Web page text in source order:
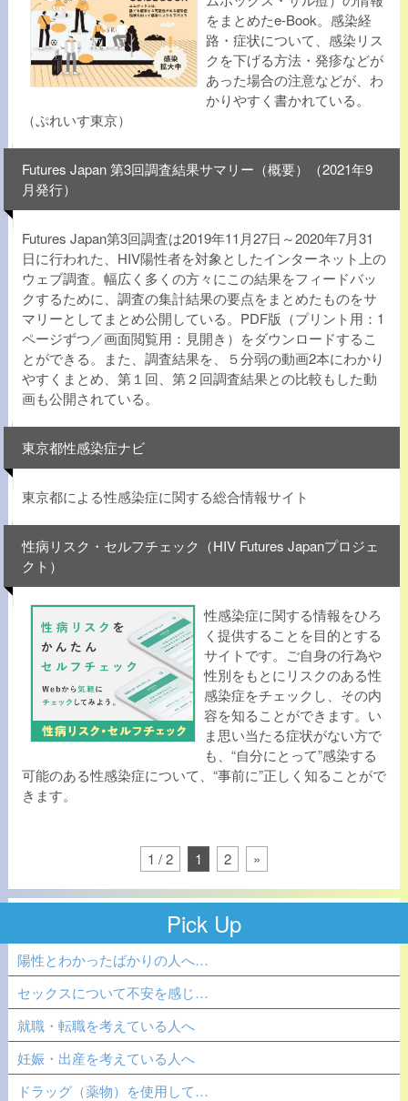
をまとめたe-Book。感染経
路・症状について、感染リス
クを下げる方法・発疹などが
あった場合の注意などが、わ
かりやすく書かれている。
（ぷれいす東京）
Futures Japan 第3回調査結果サマリー（概要）（2021年9
月発行）
Futures Japan第3回調査は2019年11月27日～2020年7月31
日に行われた、HIV陽性者を対象としたインターネット上の
ウェブ調査。幅広く多くの方々にこの結果をフィードバッ
クするために、調査の集計結果の要点をまとめたものをサ
マリーとしてまとめ公開している。PDF版（プリント用：1
ページずつ／画面閲覧用：見開き）をダウンロードするこ
とができる。また、調査結果を、５分弱の動画2本にわかり
やすくまとめ、第１回、第２回調査結果との比較もした動
画も公開されている。
東京都性感染症ナビ
東京都による性感染症に関する総合情報サイト
性病リスク・セルフチェック（HIV Futures Japanプロジェ
クト）
性感染症に関する情報をひろ
く提供することを目的とする
サイトです。ご自身の行為や
性別をもとにリスクのある性
感染症をチェックし、その内
容を知ることができます。い
ま思い当たる症状がない方で
も、“自分にとって”感染する
可能のある性感染症について、“事前に”正しく知ることがで
きます。
1 / 2 1 2 »
Pick Up
陽性とわかったばかりの人へ…
セックスについて不安を感じ…
就職・転職を考えている人へ
妊娠・出産を考えている人へ
ドラッグ（薬物）を使用して…